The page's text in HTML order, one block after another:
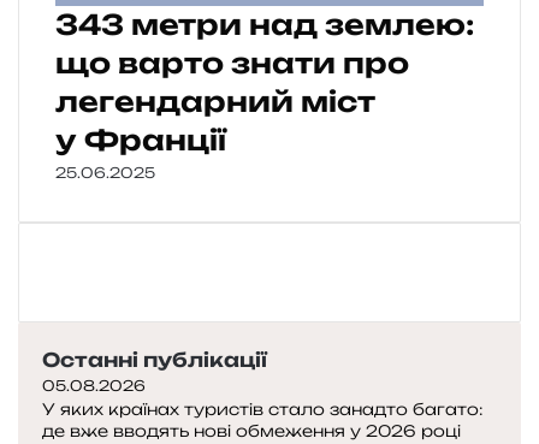
343 метри над землею:
що варто знати про
легендарний міст
у Франції
25.06.2025
Останні публікації
05.08.2026
У яких країнах туристів стало занадто багато:
де вже вводять нові обмеження у 2026 році